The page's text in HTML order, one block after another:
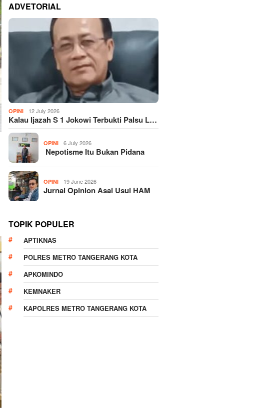
ADVETORIAL
OPINI 12 July 2026
Kalau Ijazah S 1 Jokowi Terbukti Palsu L…
OPINI 6 July 2026
Nepotisme Itu Bukan Pidana
OPINI 19 June 2026
Jurnal Opinion Asal Usul HAM
TOPIK POPULER
APTIKNAS
POLRES METRO TANGERANG KOTA
APKOMINDO
KEMNAKER
KAPOLRES METRO TANGERANG KOTA